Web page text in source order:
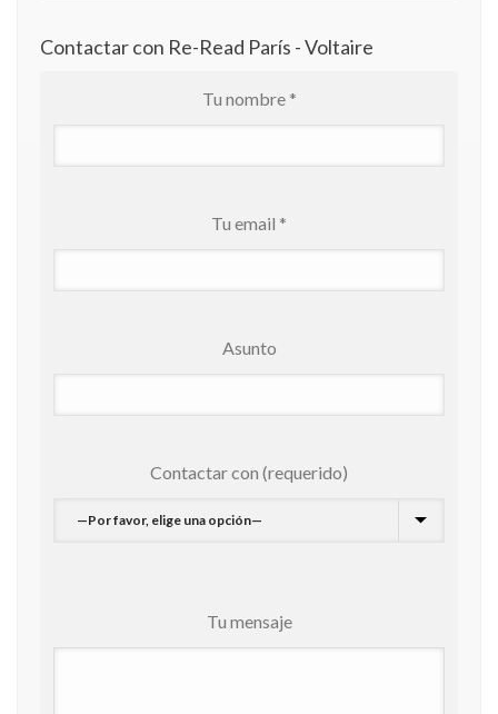
Contactar con Re-Read París - Voltaire
Tu nombre *
Tu email *
Asunto
Contactar con (requerido)
Tu mensaje